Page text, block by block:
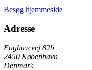
Besøg hjemmeside
Adresse
Enghavevej 82b
2450 København
Denmark